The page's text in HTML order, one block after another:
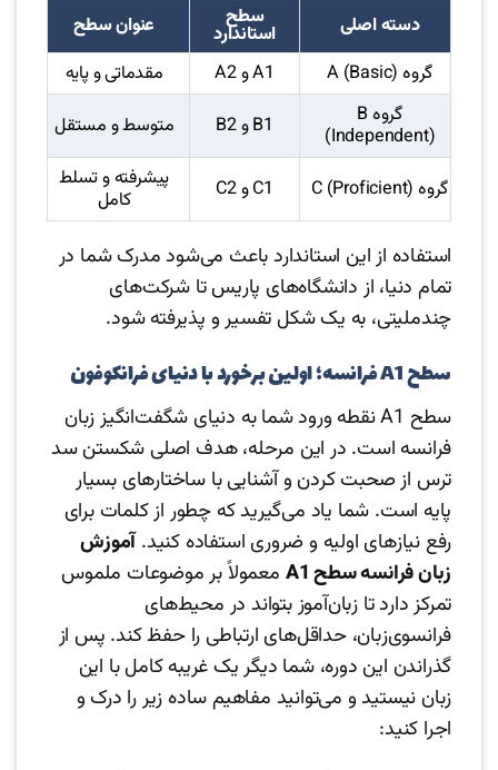
دسته اصلی سطح
استاندارد
عنوان سطح
گروه A (Basic)
A1 و A2
مقدماتی و پایه
گروه B
(Independent) B1 و B2 متوسط و مستقل
گروه C (Proficient) C1 و C2 پیشرفته و تسلط
کامل
استفاده از این استاندارد باعث می‌شود مدرک شما در
تمام دنیا، از دانشگاه‌های پاریس تا شرکت‌های
چندملیتی، به یک شکل تفسیر و پذیرفته شود.
سطح A1 فرانسه؛ اولین برخورد با دنیای فرانکوفون
سطح A1 نقطه ورود شما به دنیای شگفت‌انگیز زبان
فرانسه است. در این مرحله، هدف اصلی شکستن سد
ترس از صحبت کردن و آشنایی با ساختارهای بسیار
پایه است. شما یاد می‌گیرید که چطور از کلمات برای
رفع نیازهای اولیه و ضروری استفاده کنید.آموزش
زبان فرانسه سطح A1
معمولاً بر موضوعات ملموس
تمرکز دارد تا زبان‌آموز بتواند در محیط‌های
فرانسوی‌زبان، حداقل‌های ارتباطی را حفظ کند. پس از
گذراندن این دوره، شما دیگر یک غریبه کامل با این
زبان نیستید و می‌توانید مفاهیم ساده زیر را درک و
اجرا کنید: